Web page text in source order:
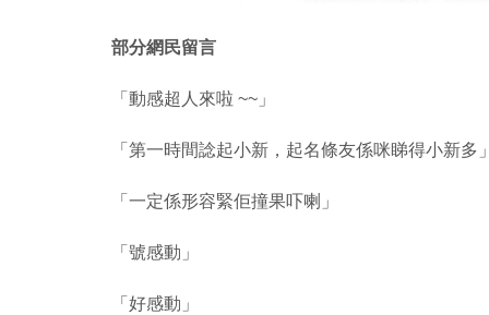
部分網民留言
「動感超人來啦 ~~」
「第一時間諗起小新，起名條友係咪睇得小新多
「一定係形容緊佢撞果吓喇」
「號感動」
「好感動」